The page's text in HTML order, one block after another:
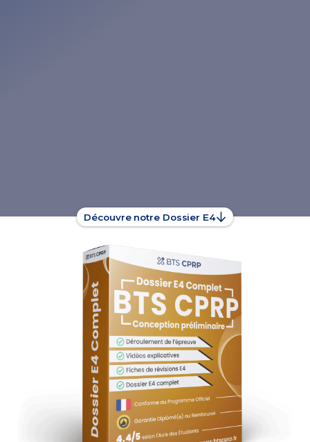
Découvre notre Dossier E4